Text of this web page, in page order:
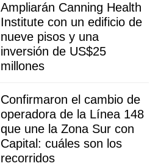
Ampliarán Canning Health
Institute con un edificio de
nueve pisos y una
inversión de US$25
millones
Confirmaron el cambio de
operadora de la Línea 148
que une la Zona Sur con
Capital: cuáles son los
recorridos